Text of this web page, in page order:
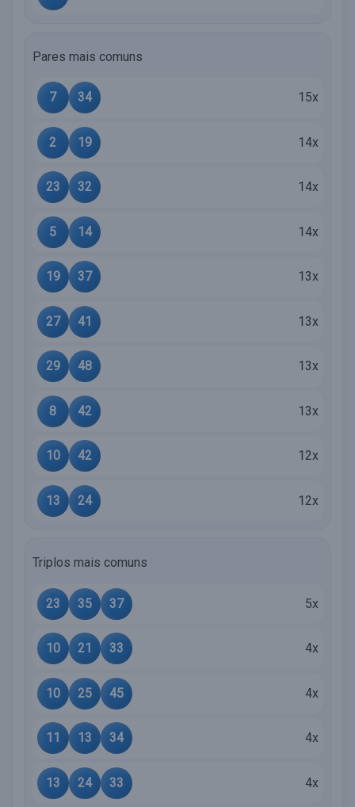
Pares mais comuns
7 34 15x
2 19 14x
23 32 14x
5 14 14x
19 37 13x
27 41 13x
29 48 13x
8 42 13x
10 42 12x
13 24 12x
Triplos mais comuns
23 35 37 5x
10 21 33 4x
10 25 45 4x
11 13 34 4x
13 24 33 4x